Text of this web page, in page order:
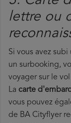
lettre ou
Si vous avez
un surbooking,
voyager sur le
La carte
vous pouvez
de BA Cityflyer